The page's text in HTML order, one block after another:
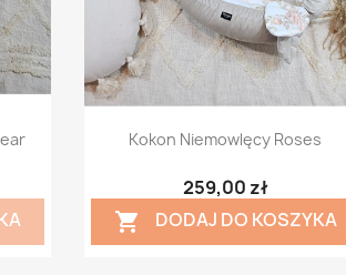
Szybki podgląd
Kokon Niemowlęcy Roses
259,00 zł
 DODAJ DO KOSZYKA